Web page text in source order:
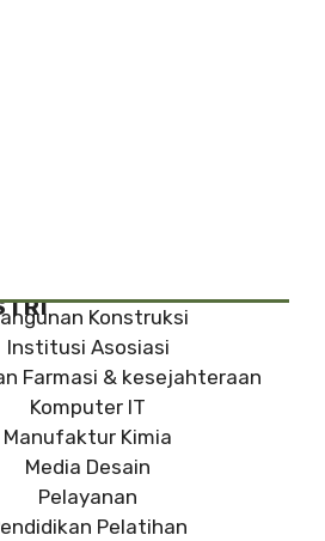
Konstruksi
Institusi Asosiasi
Farmasi & kesejahteraan
Komputer IT
Manufaktur Kimia
Media Desain
Pelayanan
Pelatihan